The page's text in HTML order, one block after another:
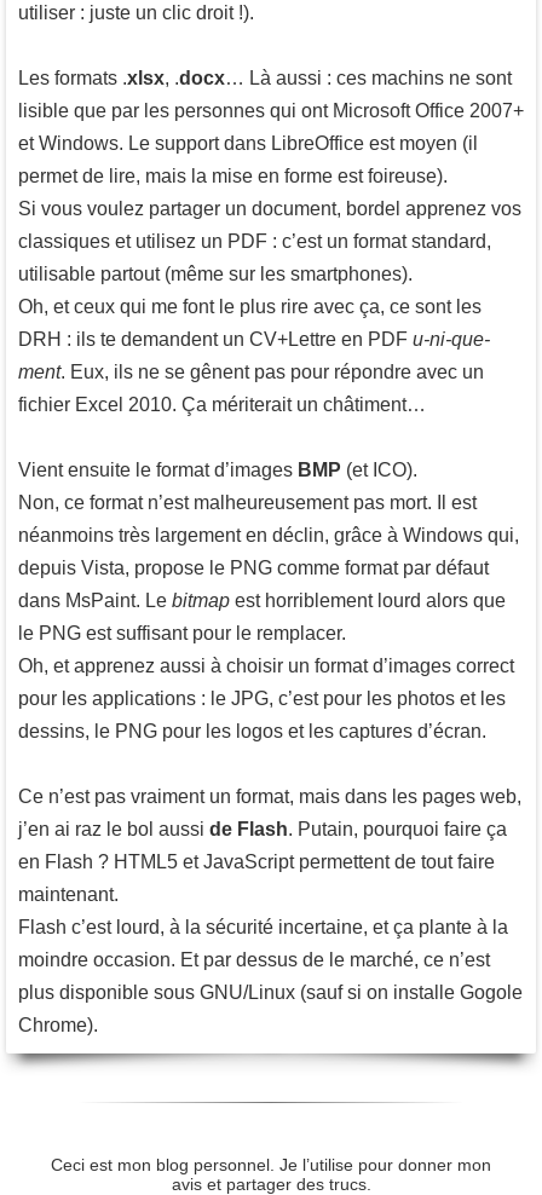
utiliser : juste un clic droit !).
Les formats .xlsx, .docx… Là aussi : ces machins ne sont
lisible que par les personnes qui ont Microsoft Office 2007+
et Windows. Le support dans LibreOffice est moyen (il
permet de lire, mais la mise en forme est foireuse).
Si vous voulez partager un document, bordel apprenez vos
classiques et utilisez un PDF : c’est un format standard,
utilisable partout (même sur les smartphones).
Oh, et ceux qui me font le plus rire avec ça, ce sont les
DRH : ils te demandent un CV+Lettre en PDF u-ni-que-
ment. Eux, ils ne se gênent pas pour répondre avec un
fichier Excel 2010. Ça mériterait un châtiment…
Vient ensuite le format d’images BMP (et ICO).
Non, ce format n’est malheureusement pas mort. Il est
néanmoins très largement en déclin, grâce à Windows qui,
depuis Vista, propose le PNG comme format par défaut
dans MsPaint. Le bitmap est horriblement lourd alors que
le PNG est suffisant pour le remplacer.
Oh, et apprenez aussi à choisir un format d’images correct
pour les applications : le JPG, c’est pour les photos et les
dessins, le PNG pour les logos et les captures d’écran.
Ce n’est pas vraiment un format, mais dans les pages web,
j’en ai raz le bol aussi de Flash. Putain, pourquoi faire ça
en Flash ? HTML5 et JavaScript permettent de tout faire
maintenant.
Flash c’est lourd, à la sécurité incertaine, et ça plante à la
moindre occasion. Et par dessus de le marché, ce n’est
plus disponible sous GNU/Linux (sauf si on installe Gogole
Chrome).
Ceci est mon blog personnel. Je l’utilise pour donner mon
avis et partager des trucs.